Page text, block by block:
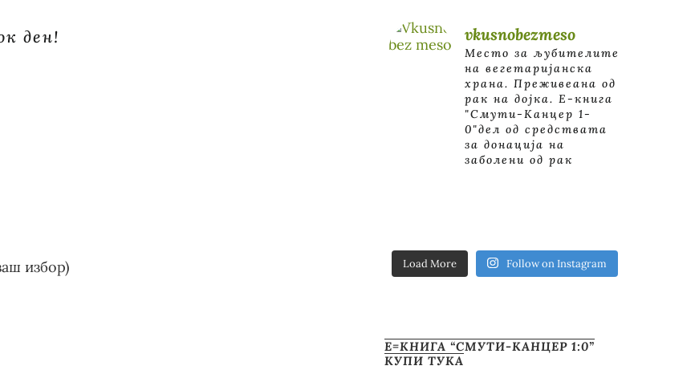
ден!
избор)
vkusnobezmeso
Место за љубителите
на вегетаријанска
храна. Преживеана од
рак на дојка. E-книга
"Смути-Канцер 1-
0"дел од средствата
за донација на
заболени од рак
Load More Follow on Instagram
Е=КНИГА “СМУТИ-КАНЦЕР 1:0”
КУПИ ТУКА